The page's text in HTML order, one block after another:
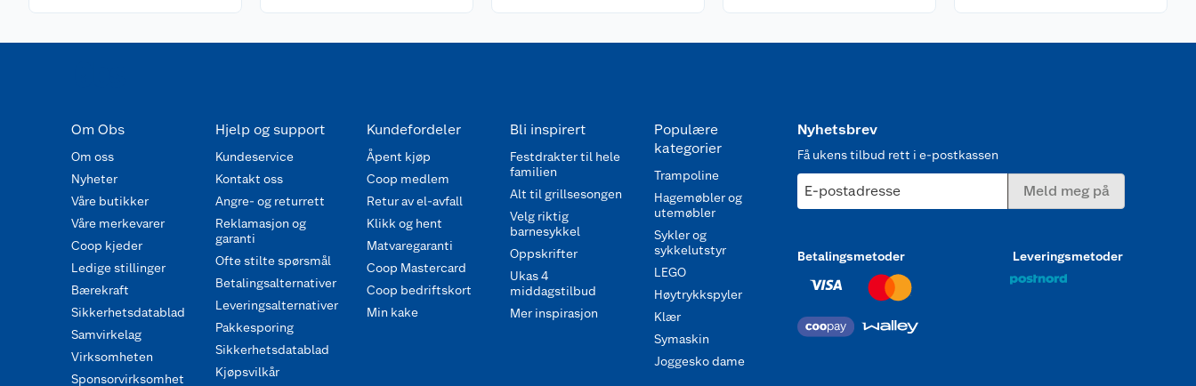
Om Obs
Om oss
Nyheter
Våre butikker
Våre merkevarer
Coop kjeder
Ledige stillinger
Bærekraft
Sikkerhetsdatablad
Samvirkelag
Virksomheten
Sponsorvirksomhet
Hjelp og support
Kundeservice
Kontakt oss
Angre- og returrett
Reklamasjon og
garanti
Ofte stilte spørsmål
Betalingsalternativer
Leveringsalternativer
Pakkesporing
Sikkerhetsdatablad
Kjøpsvilkår
Kundefordeler
Åpent kjøp
Coop medlem
Retur av el-avfall
Klikk og hent
Matvaregaranti
Coop Mastercard
Coop bedriftskort
Min kake
Bli inspirert
Festdrakter til hele
familien
Alt til grillsesongen
Velg riktig
barnesykkel
Oppskrifter
Ukas 4
middagstilbud
Mer inspirasjon
Populære
kategorier
Trampoline
Hagemøbler og
utemøbler
Sykler og
sykkelutstyr
LEGO
Høytrykkspyler
Klær
Symaskin
Joggesko dame
Nyhetsbrev
Få ukens tilbud rett i e-postkassen
E-postadresse Meld meg på
Betalingsmetoder Leveringsmetoder